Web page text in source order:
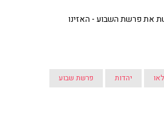
את פרשת השבוע - האזינו
יהדות פרשת שבוע